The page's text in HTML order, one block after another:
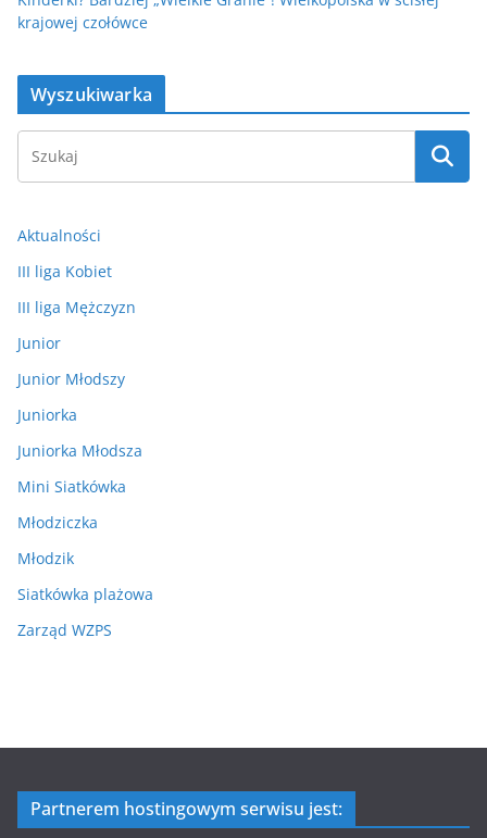
krajowej czołówce
Wyszukiwarka
Aktualności
III liga Kobiet
III liga Mężczyzn
Junior
Junior Młodszy
Juniorka
Juniorka Młodsza
Mini Siatkówka
Młodziczka
Młodzik
Siatkówka plażowa
Zarząd WZPS
Partnerem hostingowym serwisu jest: